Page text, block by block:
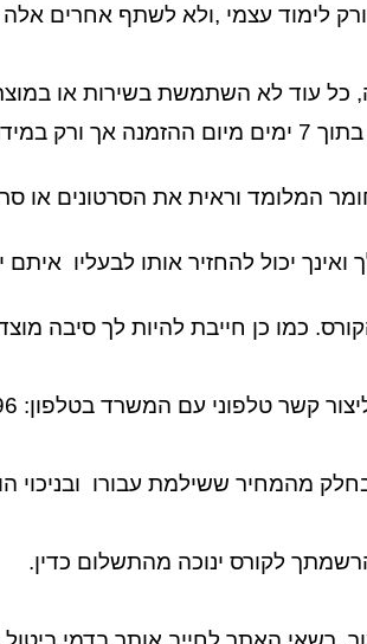
לימוד עצמי ,ולא לשתף אחרים אלה
עוד לא השתמשת בשירות או במוצר
רשאי לבטל את הרכישה בתוך 7 ימים
וראית את הסרטונים או
ואינך יכול להחזיר אותו לבעליו
כמו כן חייבת להיות לך סיבה
טלפוני עם המשרד בטלפון: 03-9036696
מהמחיר ששילמת עבורו ובניכוי
לקורס ינוכה מהתשלום כדין.